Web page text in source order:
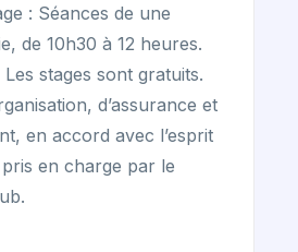
: Séances de une
de 10h30 à 12 heures.
stages sont gratuits.
d’assurance et
en accord avec l’esprit
en charge par le